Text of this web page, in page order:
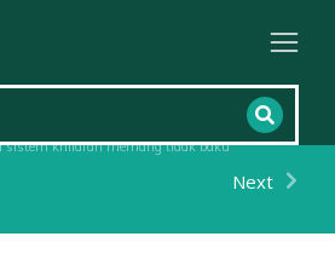
sistem khilafah memang tidak baku
Next